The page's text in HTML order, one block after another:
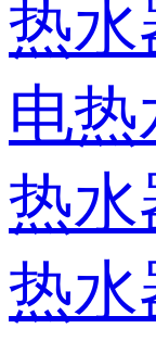
热水
电热
热水
热水